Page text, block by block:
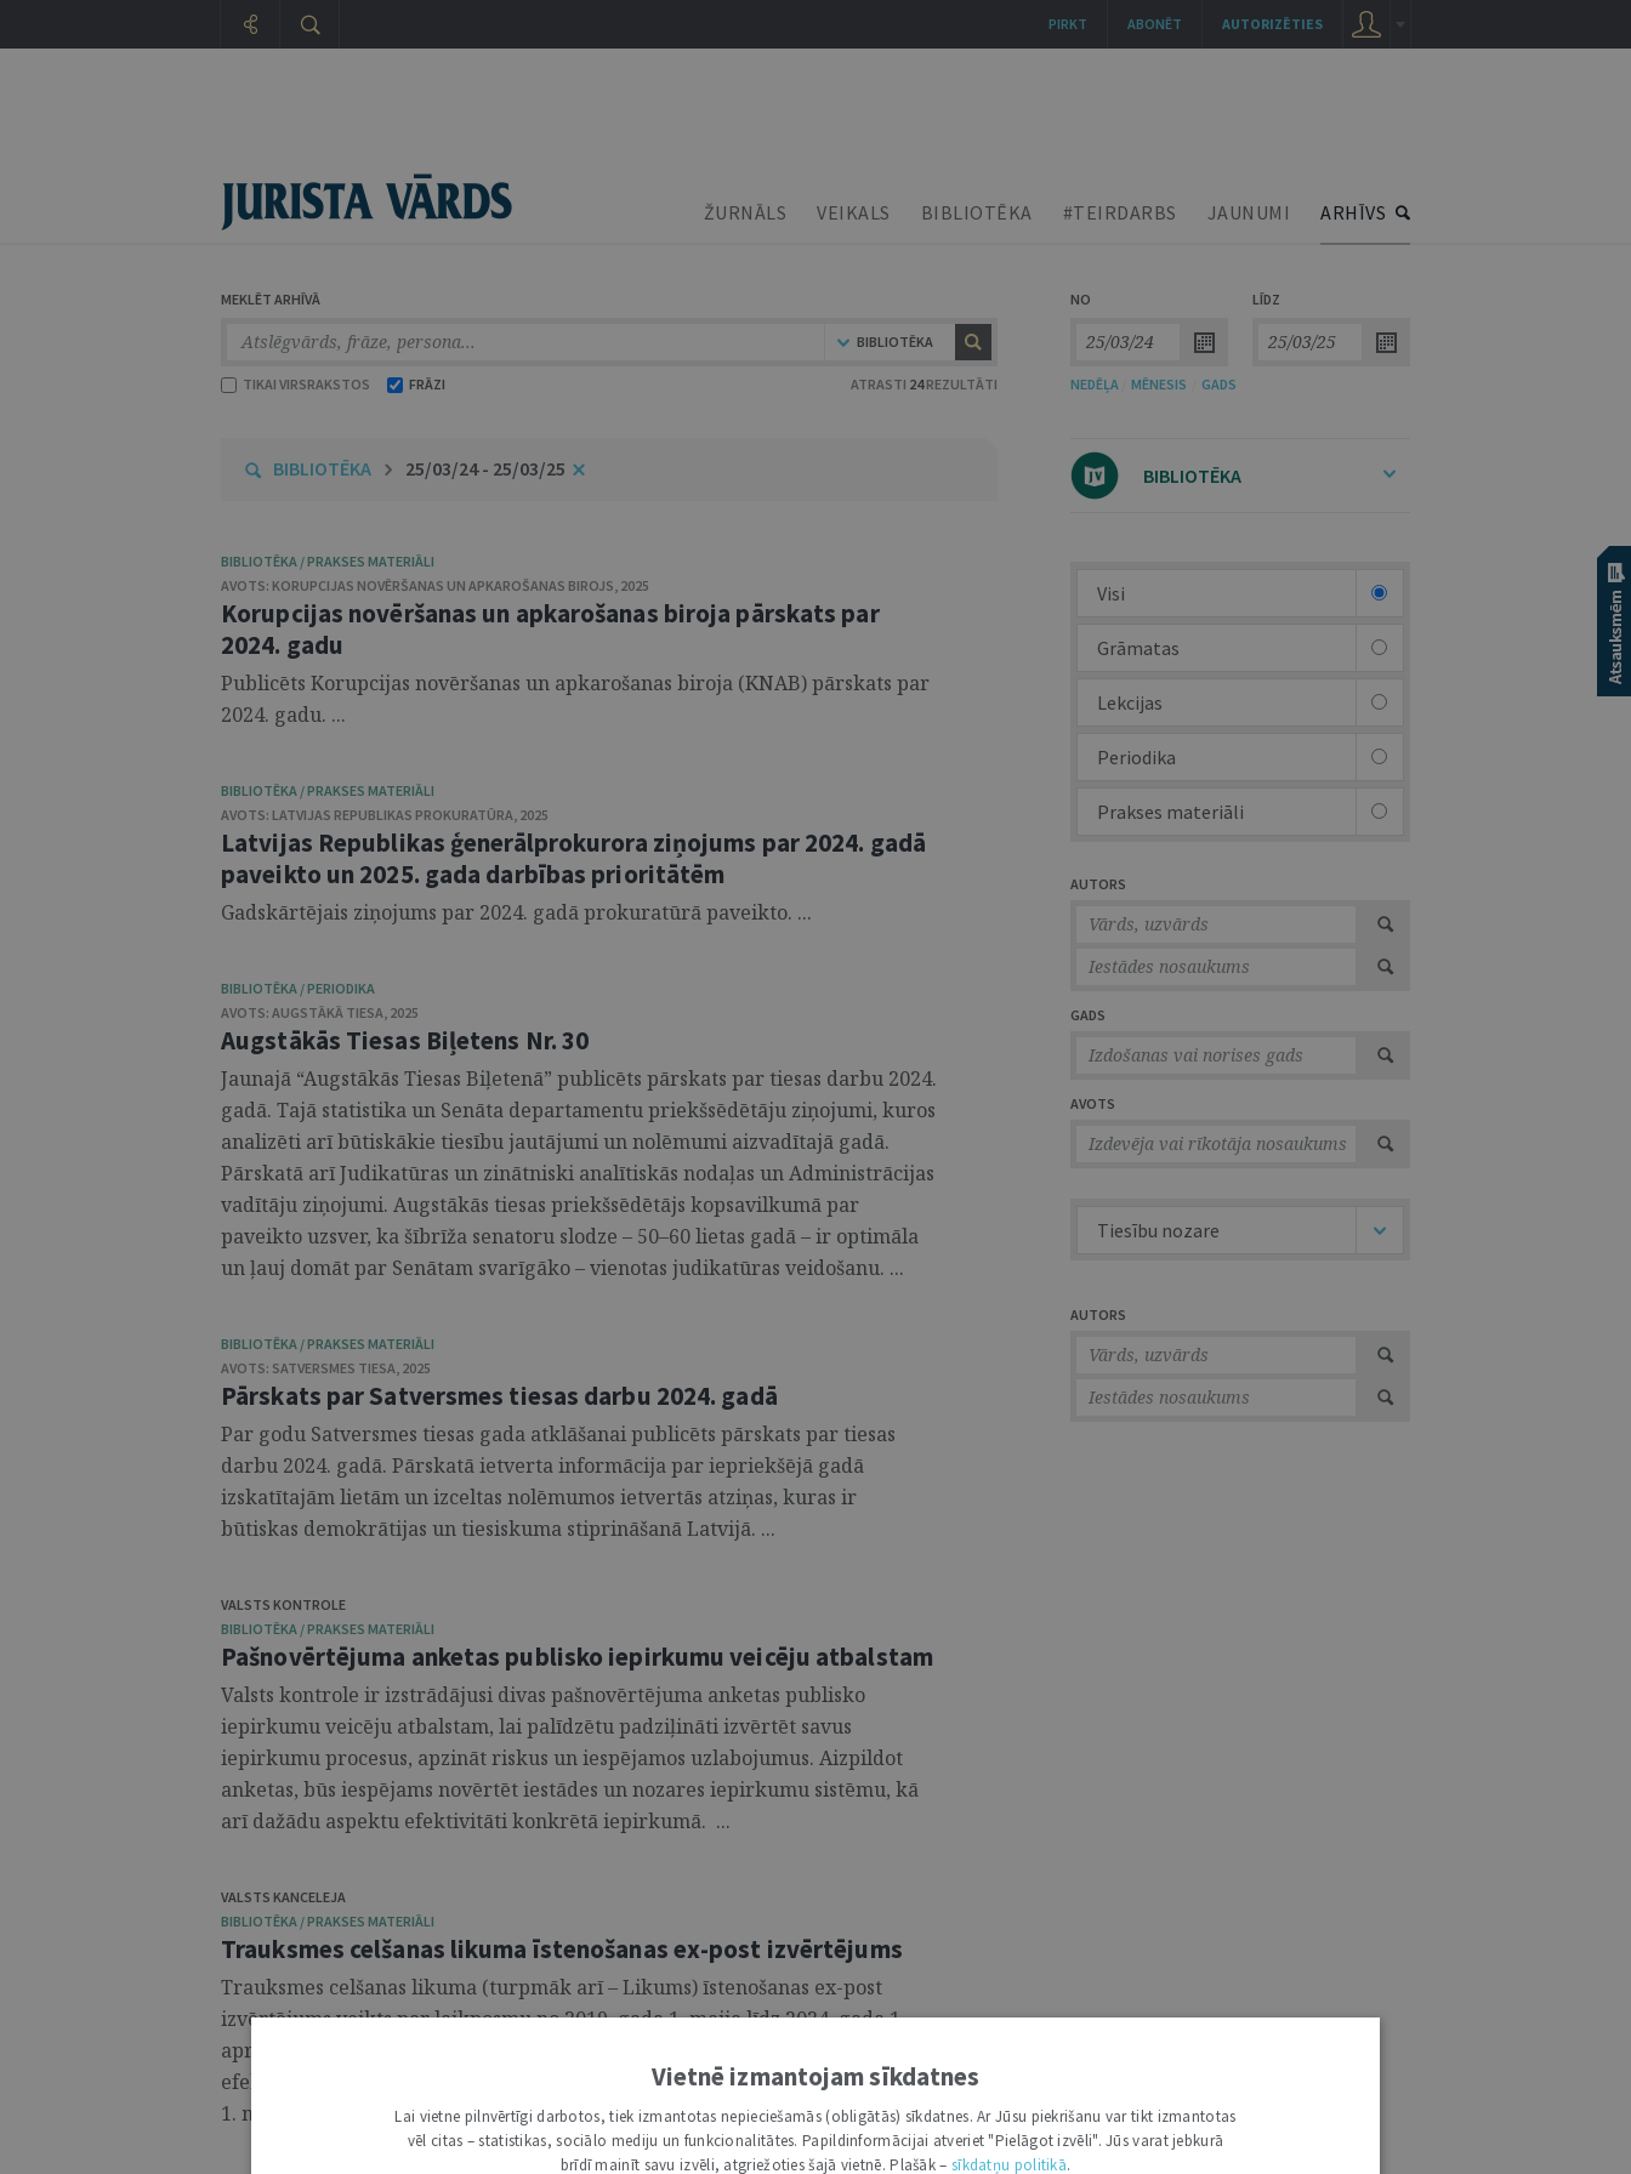
ŽURNĀLS VEIKALS BIBLIOTĒKA #TEIRDARBS JAUNUMI ARHĪVS
MEKLĒT ARHĪVĀ
BIBLIOTĒKA
TIKAI VIRSRAKSTOS FRĀZI ATRASTI 24REZULTĀTI
NO LĪDZ
NEDĒĻA MĒNESIS GADS
BIBLIOTĒKA 25/03/24 - 25/03/25
BIBLIOTĒKA / PRAKSES MATERIĀLI
AVOTS: KORUPCIJAS NOVĒRŠANAS UN APKAROŠANAS BIROJS, 2025
Korupcijas novēršanas un apkarošanas biroja pārskats par
2024. gadu
Publicēts Korupcijas novēršanas un apkarošanas biroja (KNAB) pārskats par
2024. gadu. ...
BIBLIOTĒKA / PRAKSES MATERIĀLI
AVOTS: LATVIJAS REPUBLIKAS PROKURATŪRA, 2025
Latvijas Republikas ģenerālprokurora ziņojums par 2024. gadā
paveikto un 2025. gada darbības prioritātēm
Gadskārtējais ziņojums par 2024. gadā prokuratūrā paveikto. ...
BIBLIOTĒKA / PERIODIKA
AVOTS: AUGSTĀKĀ TIESA, 2025
Augstākās Tiesas Biļetens Nr. 30
Jaunajā “Augstākās Tiesas Biļetenā” publicēts pārskats par tiesas darbu 2024.
gadā. Tajā statistika un Senāta departamentu priekšsēdētāju ziņojumi, kuros
analizēti arī būtiskākie tiesību jautājumi un nolēmumi aizvadītajā gadā.
Pārskatā arī Judikatūras un zinātniski analītiskās nodaļas un Administrācijas
vadītāju ziņojumi. Augstākās tiesas priekšsēdētājs kopsavilkumā par
paveikto uzsver, ka šībrīža senatoru slodze – 50–60 lietas gadā – ir optimāla
un ļauj domāt par Senātam svarīgāko – vienotas judikatūras veidošanu. ...
BIBLIOTĒKA / PRAKSES MATERIĀLI
AVOTS: SATVERSMES TIESA, 2025
Pārskats par Satversmes tiesas darbu 2024. gadā
Par godu Satversmes tiesas gada atklāšanai publicēts pārskats par tiesas
darbu 2024. gadā. Pārskatā ietverta informācija par iepriekšējā gadā
izskatītajām lietām un izceltas nolēmumos ietvertās atziņas, kuras ir
būtiskas demokrātijas un tiesiskuma stiprināšanā Latvijā. ...
VALSTS KONTROLE
BIBLIOTĒKA / PRAKSES MATERIĀLI
Pašnovērtējuma anketas publisko iepirkumu veicēju atbalstam
Valsts kontrole ir izstrādājusi divas pašnovērtējuma anketas publisko
iepirkumu veicēju atbalstam, lai palīdzētu padziļināti izvērtēt savus
iepirkumu procesus, apzināt riskus un iespējamos uzlabojumus. Aizpildot
anketas, būs iespējams novērtēt iestādes un nozares iepirkumu sistēmu, kā
arī dažādu aspektu efektivitāti konkrētā iepirkumā. ...
VALSTS KANCELEJA
BIBLIOTĒKA / PRAKSES MATERIĀLI
Trauksmes celšanas likuma īstenošanas ex-post izvērtējums
Trauksmes celšanas likuma (turpmāk arī – Likums) īstenošanas ex-post
izvērtējums veikts par laikposmu no 2019. gada 1. maija līdz 2024. gada 1.
aprīlim. Tā mērķis – sniegt vispusīgu Likuma ieviešanas, ietekmes un
efektivitātes izvērtējumu tā darbības gandrīz piecos gados, kopš 2019. gada
1. maija. ...
BIBLIOTĒKA
Visi
Grāmatas
Lekcijas
Periodika
Prakses materiāli
AUTORS
GADS
AVOTS
Tiesību nozare
AUTORS
AUTORIZĒTIES
ABONĒT
PIRKT
Vietnē izmantojam sīkdatnes
Lai vietne pilnvērtīgi darbotos, tiek izmantotas nepieciešamās (obligātās) sīkdatnes. Ar Jūsu piekrišanu var tikt izmantotas
vēl citas – statistikas, sociālo mediju un funkcionalitātes. Papildinformācijai atveriet "Pielāgot izvēli". Jūs varat jebkurā
brīdī mainīt savu izvēli, atgriežoties šajā vietnē. Plašāk – sīkdatņu politikā.